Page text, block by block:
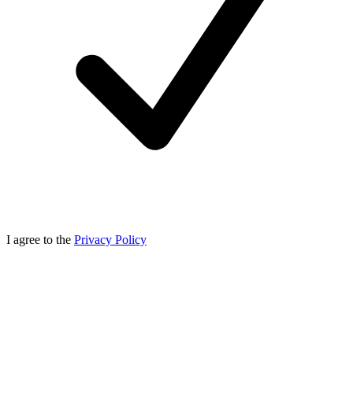
I agree to the Privacy Policy